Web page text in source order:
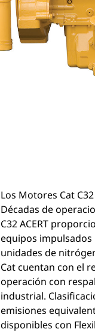
Los Motores Cat
Décadas de
C32 ACERT
equipos impulsados
unidades de
Cat cuentan con el
operación con
industrial.
emisiones
disponibles con